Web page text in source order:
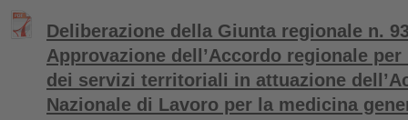
Deliberazione della Giunta regionale n.
Approvazione dell’Accordo regionale
dei servizi territoriali in attuazione
Nazionale di Lavoro per la medicina